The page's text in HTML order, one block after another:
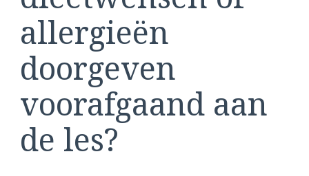
allergieën
doorgeven
voorafgaand aan
de les?